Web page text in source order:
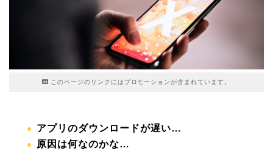
このページのリンクにはプロモーションが含まれています。
アプリのダウンロードが遅い…
原因は何なのかな…